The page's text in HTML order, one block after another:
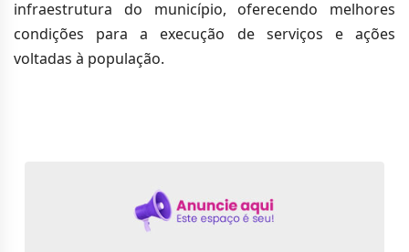
infraestrutura do município, oferecendo melhores
condições para a execução de serviços e ações
voltadas à população.